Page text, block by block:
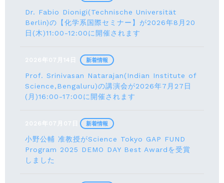
Dr. Fabio Dionigi(Technische Universität
Berlin)の【化学系国際セミナー】が2026年8⽉20
⽇(⽊)11:00-12:00に開催されます
2026年07月14日
Prof. Srinivasan Natarajan(Indian Institute of
Science,Bengaluru)の講演会が2026年7月27⽇
(月)16:00-17:00に開催されます
新着情報
2026年07月07日
小野公輔 准教授がScience Tokyo GAP FUND
Program 2025 DEMO DAY Best Awardを受賞
しました
新着情報